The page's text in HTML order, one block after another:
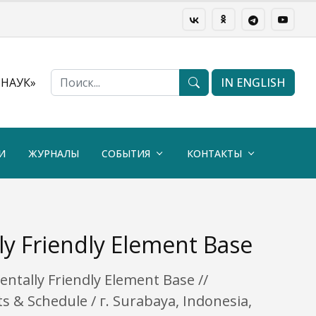
IN ENGLISH
ЖУРНАЛЫ СОБЫТИЯ КОНТАКТЫ
Friendly Element Base
Friendly Element Base //
Schedule / г. Surabaya, Indonesia,